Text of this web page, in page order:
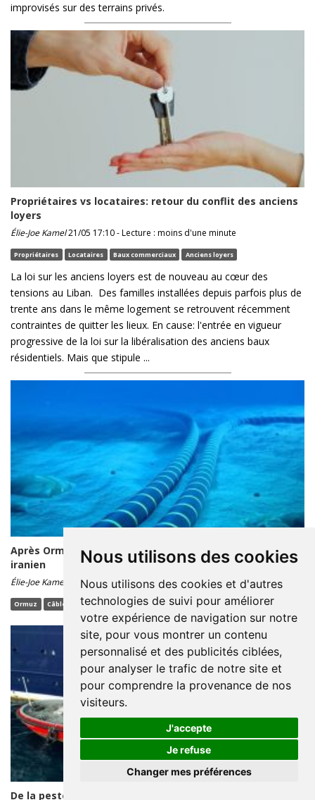
Nous utilisons des cookies
Nous utilisons des cookies et d'autres
technologies de suivi pour améliorer
votre expérience de navigation sur notre
site, pour vous montrer un contenu
personnalisé et des publicités ciblées,
pour analyser le trafic de notre site et
pour comprendre la provenance de nos
visiteurs.
J'accepte
Je refuse
Changer mes préférences
improvisés sur des terrains privés.
Propriétaires vs locataires: retour du conflit des anciens
loyers
Élie-Joe Kamel21/05 17:10 - Lecture : moins d'une minute
Propriétaires Locataires Baux commerciaux Anciens loyers
La loi sur les anciens loyers est de nouveau au cœur des
tensions au Liban. Des familles installées depuis parfois plus de
trente ans dans le même logement se retrouvent récemment
contraintes de quitter les lieux. En cause: l'entrée en vigueur
progressive de la loi sur la libéralisation des anciens baux
résidentiels. Mais que stipule ...
Après Ormuz, les câbles sous-marins: nouveau levier
iranien
Élie-Joe Kamel 18/05 16:01 - Lecture : moins d'une minute
Ormuz Câbles sous-marins Télécommunications Iran Internet
De la peste noire au Covid: les bateaux, foyers de